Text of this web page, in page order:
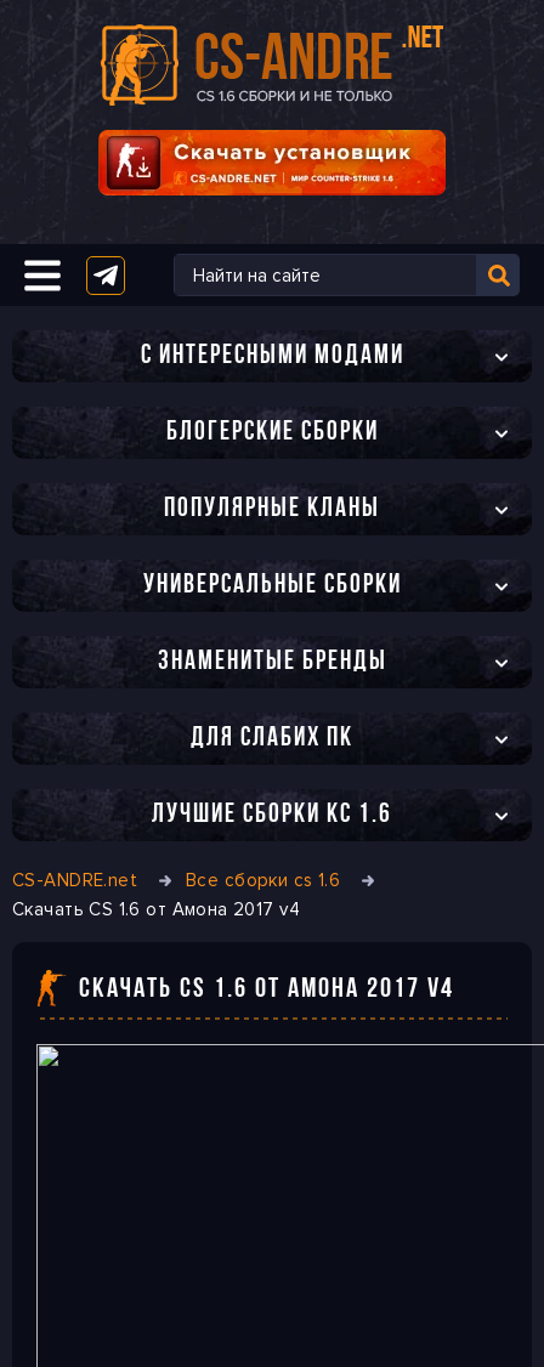
C ИНТЕРЕСНЫМИ МОДАМИ
БЛОГЕРСКИЕ СБОРКИ
ПОПУЛЯРНЫЕ КЛАНЫ
УНИВЕРСАЛЬНЫЕ СБОРКИ
ЗНАМЕНИТЫЕ БРЕНДЫ
ДЛЯ СЛАБИХ ПК
ЛУЧШИЕ СБОРКИ КС 1.6
CS-ANDRE.net
Все сборки cs 1.6
Скачать CS 1.6 от Амона 2017 v4
СКАЧАТЬ CS 1.6 ОТ АМОНА 2017 V4